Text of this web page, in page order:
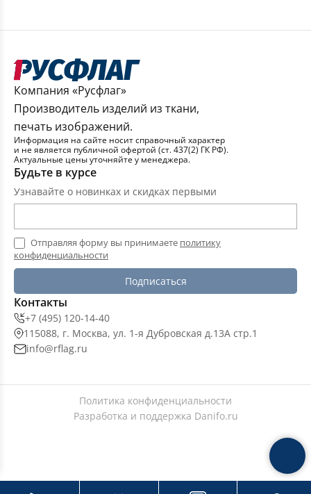
Компания «Русфлаг»
Производитель изделий из ткани,
печать изображений.
Информация на сайте носит справочный характер
и не является публичной офертой (ст. 437(2) ГК РФ).
Актуальные цены уточняйте у менеджера.
Будьте в курсе
Узнавайте о новинках и скидках первыми
Отправляя форму вы принимаете политику
конфиденциальности
Подписаться
Контакты
+7 (495) 120-14-40
115088, г. Москва, ул. 1-я Дубровская д.13А стр.1
info@rflag.ru
Политика конфиденциальности
Разработка и поддержка Danifo.ru